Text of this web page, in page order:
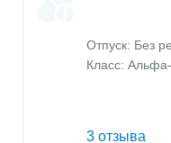
Отпуск: Без
Класс:
3 отзыва